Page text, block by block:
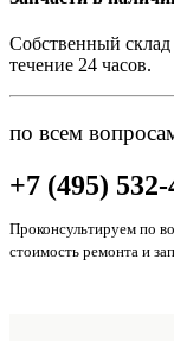
Собственный склад
течение 24 часов.
по всем
+7 (495)
Проконсультируем по
стоимость ремонта и